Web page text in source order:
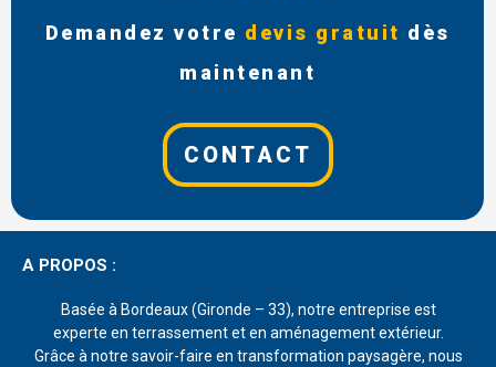
Demandez votre devis gratuit dès
maintenant
CONTACT
A PROPOS :
Basée à Bordeaux (Gironde – 33), notre entreprise est
experte en terrassement et en aménagement extérieur.
Grâce à notre savoir-faire en transformation paysagère, nous